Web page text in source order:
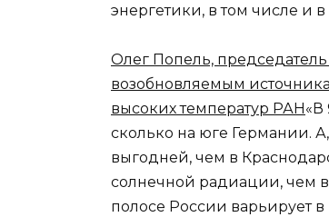
энергетики, в том числе и
Олег Попель,
возобновляемым
высоких температур РАН«В
сколько на юге Германии.
выгодней, чем в
солнечной радиации, чем
полосе России варьирует